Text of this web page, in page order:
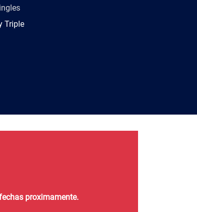
del viaje
Triple
proximamente.